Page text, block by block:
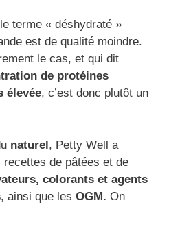
terme « déshydraté »
est de qualité moindre.
le cas, et qui dit
de protéines
élevée, c’est donc plutôt un
naturel, Petty Well a
de pâtées et de
colorants et agents
, ainsi que les OGM. On